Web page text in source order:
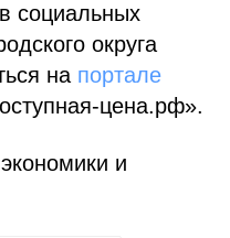
социальных
округа
на портале
цена.рф».
и